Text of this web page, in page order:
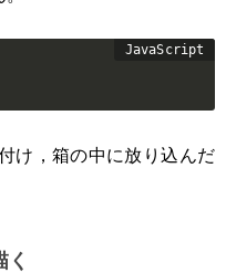
け，箱の中に放り込んだ